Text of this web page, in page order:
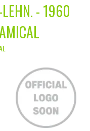
- 1960